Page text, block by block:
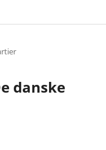
danske